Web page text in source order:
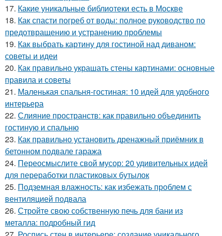
17. Какие уникальные библиотеки есть в Москве
18. Как спасти погреб от воды: полное руководство по
предотвращению и устранению проблемы
19. Как выбрать картину для гостиной над диваном:
советы и идеи
20. Как правильно украшать стены картинами: основные
правила и советы
21. Маленькая спальня-гостиная: 10 идей для удобного
интерьера
22. Слияние пространств: как правильно объединить
гостиную и спальню
23. Как правильно установить дренажный приёмник в
бетонном подвале гаража
24. Переосмыслите свой мусор: 20 удивительных идей
для переработки пластиковых бутылок
25. Подземная влажность: как избежать проблем с
вентиляцией подвала
26. Стройте свою собственную печь для бани из
металла: подробный гид